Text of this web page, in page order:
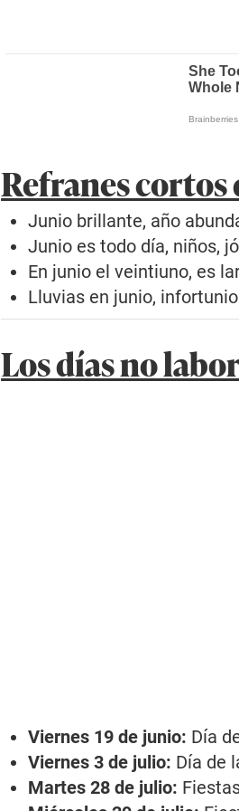
Refranes
Junio brillante, año
Junio es todo día, niños,
En junio el veintiuno, es
Lluvias en junio,
Los días no
Viernes 19 de junio: Día
Viernes 3 de julio: Día de
Martes 28 de julio: